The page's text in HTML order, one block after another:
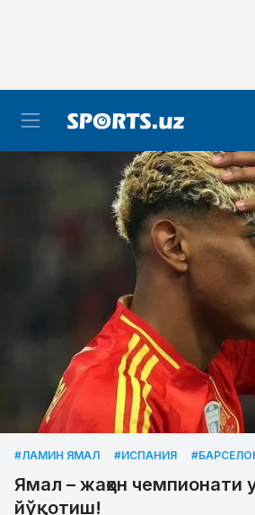
#ЛАМИН ЯМАЛ #ИСПАНИЯ
Ямал – жаҳон чемпионати
йўқотиш!